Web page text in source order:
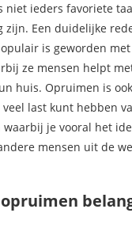
niet ieders favoriete
zijn. Een duidelijke
is geworden
ze mensen helpt
huis. Opruimen is ook
last kunt hebben
je vooral het
mensen uit de